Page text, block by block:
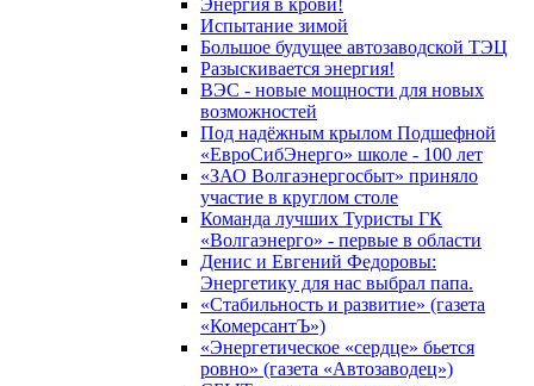
Энергия в крови!
Испытание зимой
Большое будущее автозаводской ТЭЦ
Разыскивается энергия!
ВЭС - новые мощности для новых
возможностей
Под надёжным крылом Подшефной
«ЕвроСибЭнерго» школе - 100 лет
«ЗАО Волгаэнергосбыт» приняло
участие в круглом столе
Команда лучших Туристы ГК
«Волгаэнерго» - первые в области
Денис и Евгений Федоровы:
Энергетику для нас выбрал папа.
«Стабильность и развитие» (газета
«КомерсантЪ»)
«Энергетическое «сердце» бьется
ровно» (газета «Автозаводец»)